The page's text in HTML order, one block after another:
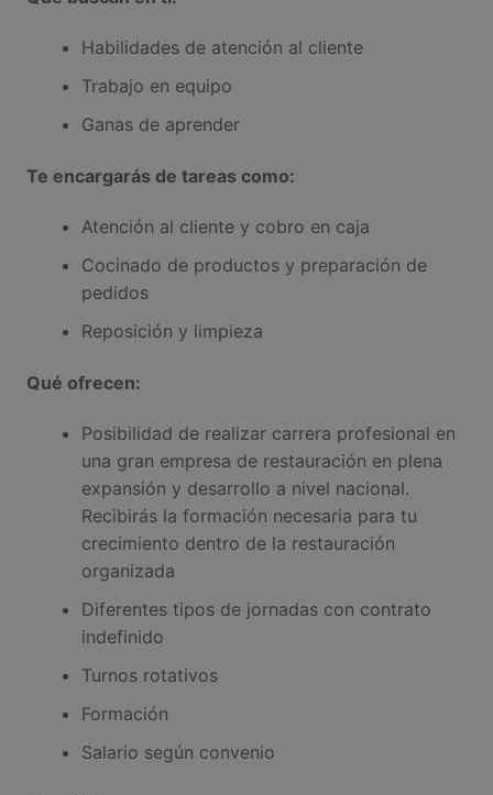
Habilidades de atención al cliente
Trabajo en equipo
Ganas de aprender
Te encargarás de tareas como:
Atención al cliente y cobro en caja
Cocinado de productos y preparación de
pedidos
Reposición y limpieza
Qué ofrecen:
Posibilidad de realizar carrera profesional en
una gran empresa de restauración en plena
expansión y desarrollo a nivel nacional.
Recibirás la formación necesaria para tu
crecimiento dentro de la restauración
organizada
Diferentes tipos de jornadas con contrato
indefinido
Turnos rotativos
Formación
Salario según convenio